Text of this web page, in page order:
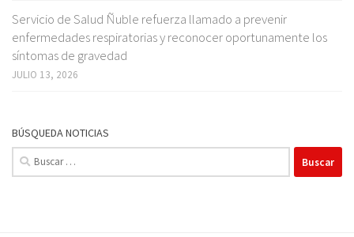
Servicio de Salud Ñuble refuerza llamado a prevenir
enfermedades respiratorias y reconocer oportunamente los
síntomas de gravedad
JULIO 13, 2026
BÚSQUEDA NOTICIAS
Buscar: